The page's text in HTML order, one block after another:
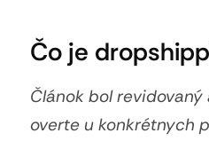
Čo je
Článok bol
overte u konkrétnych